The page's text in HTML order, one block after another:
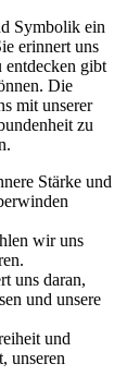
‌Symbolik ‍ein
erinnert uns
‍entdecken gibt
Die
mit unserer
zu
Stärke​ und
wir uns
uns‍ daran,
und unsere
und
unseren⁣